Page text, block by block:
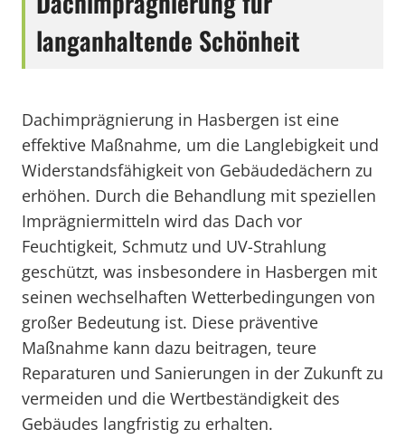
langanhaltende Schönheit
Dachimprägnierung in Hasbergen ist eine
effektive Maßnahme, um die Langlebigkeit und
Widerstandsfähigkeit von Gebäudedächern zu
erhöhen. Durch die Behandlung mit speziellen
Imprägniermitteln wird das Dach vor
Feuchtigkeit, Schmutz und UV-Strahlung
geschützt, was insbesondere in Hasbergen mit
seinen wechselhaften Wetterbedingungen von
großer Bedeutung ist. Diese präventive
Maßnahme kann dazu beitragen, teure
Reparaturen und Sanierungen in der Zukunft zu
vermeiden und die Wertbeständigkeit des
Gebäudes langfristig zu erhalten.